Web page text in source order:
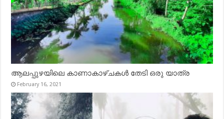
ആലപ്പുഴയിലെ കാണാകാഴ്ചകൾ തേടി ഒരു യാത്ര
February 16, 2021